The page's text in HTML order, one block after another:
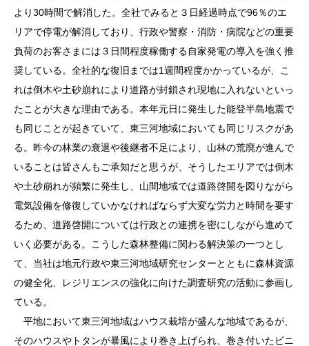
より30時間で解消した。全社でみると３日経過時点で96％のエ
リアで停電が解消しており、行政や警察・消防・病院などの重要
負荷のお客さまには３日間程度稼働する自家発電の導入を強く推
奨している。全社的な復旧までは1週間程度かかっているが、こ
れは倒木や土砂崩れにより道路が封鎖され現地に入れないといっ
たことが大きな理由である。本年元日に発生した能登半島地震で
も同じことが起きていて、東三河地域においても同じリスクがあ
る。昨今の林業の衰退や後継者不足により、山林の荒廃が進んで
いることは皆さんもご承知だと思うが、そうしたエリアでは倒木
や土砂崩れが頻繁に発生し、山間地域では道路啓開を図りながら
電気設備を修復していかなければならず大変な労力と時間を要す
るため、道路啓開については行政との連携を密にしながら進めて
いく必要がある。こうした森林整備に関わる解決策の一つとし
て、当社は地元行政や東三河地域研究センターとともに森林資源
の健全化、レジリエンスの強化に向けた調査研究の活動に参画し
ている。
平地において東三河地域はハウス栽培が盛んな地域であるが、
そのハウスやトタンが暴風により巻き上げられ、巻き付いたビニ